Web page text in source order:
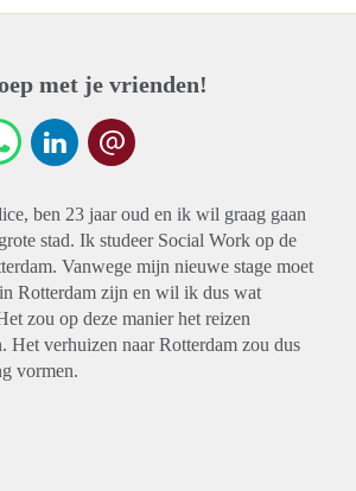
met je vrienden!
ben 23 jaar oud en ik wil graag gaan
stad. Ik studeer Social Work op de
Vanwege mijn nieuwe stage moet
Rotterdam zijn en wil ik dus wat
zou op deze manier het reizen
Het verhuizen naar Rotterdam zou dus
vormen.